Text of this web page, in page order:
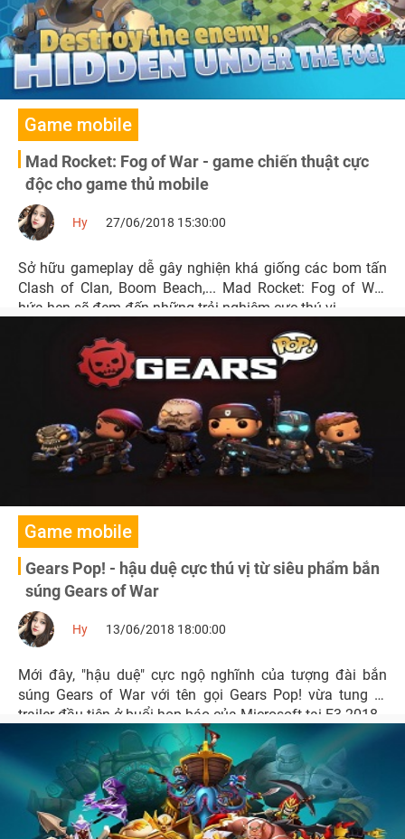
Game mobile
Mad Rocket: Fog of War - game chiến thuật cực
độc cho game thủ mobile
Hy 27/06/2018 15:30:00
Sở hữu gameplay dễ gây nghiện khá giống các bom tấn
Clash of Clan, Boom Beach,... Mad Rocket: Fog of War
hứa hẹn sẽ đem đến những trải nghiệm cực thú vị.
Game mobile
Gears Pop! - hậu duệ cực thú vị từ siêu phẩm bắn
súng Gears of War
Hy 13/06/2018 18:00:00
Mới đây, "hậu duệ" cực ngộ nghĩnh của tượng đài bắn
súng Gears of War với tên gọi Gears Pop! vừa tung ra
trailer đầu tiên ở buổi họp báo của Microsoft tại E3 2018.